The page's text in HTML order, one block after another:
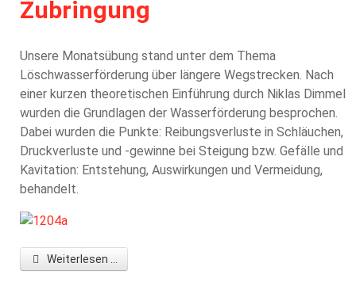
Zubringung
Unsere Monatsübung stand unter dem Thema
Löschwasserförderung über längere Wegstrecken. Nach
einer kurzen theoretischen Einführung durch Niklas Dimmel
wurden die Grundlagen der Wasserförderung besprochen.
Dabei wurden die Punkte: Reibungsverluste in Schläuchen,
Druckverluste und -gewinne bei Steigung bzw. Gefälle und
Kavitation: Entstehung, Auswirkungen und Vermeidung,
behandelt.
Weiterlesen ...